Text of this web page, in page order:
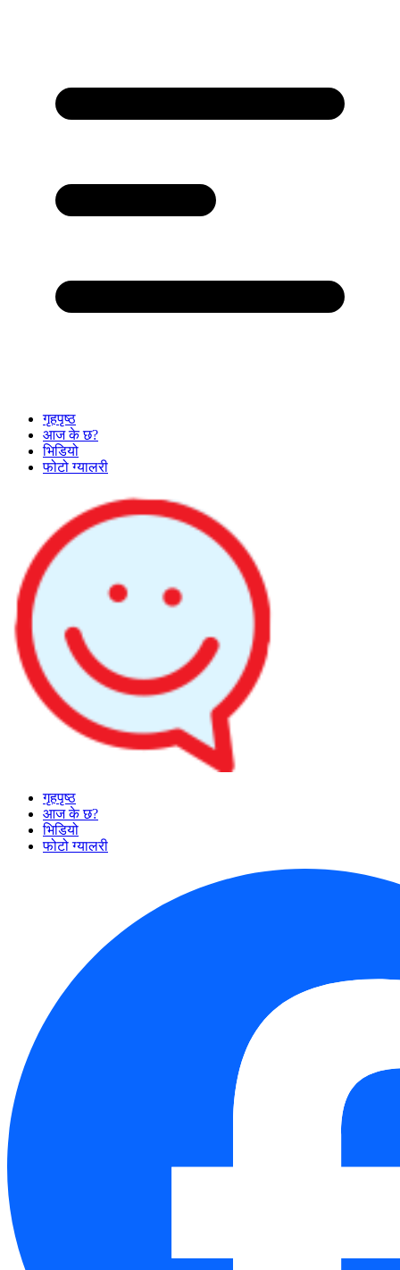
गृहपृष्ठ
आज के छ?
भिडियो
फोटो ग्यालरी
गृहपृष्ठ
आज के छ?
भिडियो
फोटो ग्यालरी